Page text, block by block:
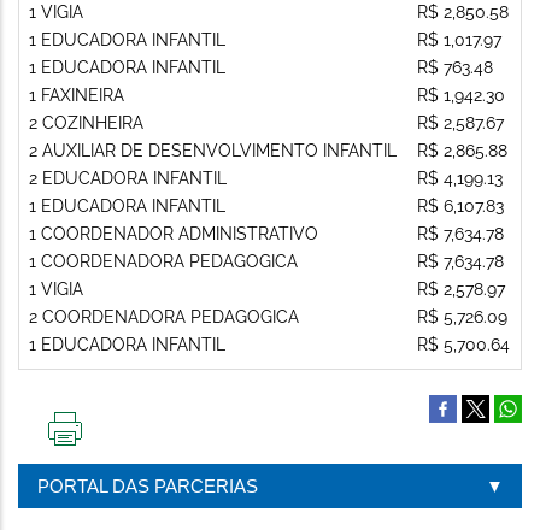
1 VIGIA
1 EDUCADORA INFANTIL
1 EDUCADORA INFANTIL
1 FAXINEIRA
2 COZINHEIRA
2 AUXILIAR DE DESENVOLVIMENTO INFANTIL
2 EDUCADORA INFANTIL
1 EDUCADORA INFANTIL
1 COORDENADOR ADMINISTRATIVO
1 COORDENADORA PEDAGOGICA
1 VIGIA
2 COORDENADORA PEDAGOGICA
1 EDUCADORA INFANTIL
R$ 2,850.58
R$ 1,017.97
R$ 763.48
R$ 1,942.30
R$ 2,587.67
R$ 2,865.88
R$ 4,199.13
R$ 6,107.83
R$ 7,634.78
R$ 7,634.78
R$ 2,578.97
R$ 5,726.09
R$ 5,700.64
PÁGINA
PORTAL DAS PARCERIAS